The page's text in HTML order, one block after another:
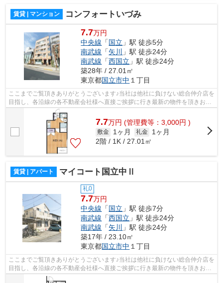
賃貸 | マンション コンフォートいづみ
7.7万円
中央線 「国立 」駅 徒歩5分
南武線 「矢川
」駅 徒歩24分
南武線 「西国立 」駅 徒歩24分
築28年 / 27.01㎡
東京都国立市中 １丁目
ここまでご覧頂きありがとうございます♪当社は他社に負けない総合仲介店を
目指し、各沿線の各不動産会社様へ直接ご挨拶に行き最新の物件を頂きお客
様へ提供しております！最新の情報は...
7.7万円 (管理費等：3,000円 )
敷金 1ヶ月 礼金
1ヶ月
2階 / 1K / 27.01㎡
賃貸 | アパート マイコート国立中Ⅱ
礼0
7.7万円
中央線 「国立 」駅 徒歩7分
南武線 「西国立 」駅 徒歩24分
南武線 「矢川
」駅 徒歩24分
築17年 / 23.10㎡
東京都国立市中 １丁目
ここまでご覧頂きありがとうございます♪当社は他社に負けない総合仲介店を
目指し、各沿線の各不動産会社様へ直接ご挨拶に行き最新の物件を頂きお客
様へ提供しております！最新の情報は...